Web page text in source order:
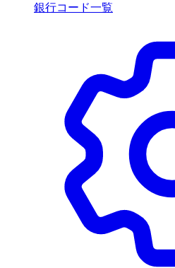
銀行コード一覧